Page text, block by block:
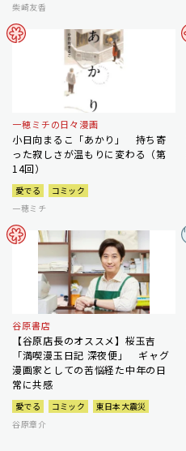
柴崎友香
一穂ミチの日々漫画
小日向まるこ「あかり」 持ち寄
った寂しさが温もりに変わる（第
14回）
愛でる
コミック
一穂ミチ
谷原書店
【谷原店長のオススメ】桜玉吉
「満喫漫玉日記 深夜便」 ギャグ
漫画家としての苦悩経た中年の日
常に共感
愛でる コミック
東日本大震災
谷原章介